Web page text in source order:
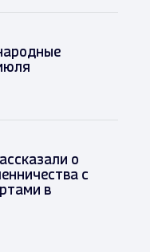
о
с
в